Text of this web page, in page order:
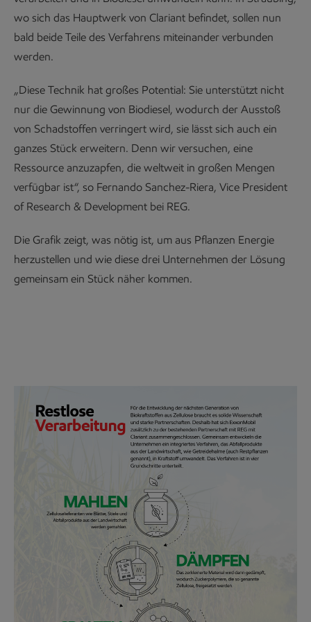
wo sich das Hauptwerk von Clariant befindet, sollen nun
bald beide Teile des Verfahrens miteinander verbunden
werden.
„Diese Technik hat großes Potential: Sie unterstützt nicht
nur die Gewinnung von Biodiesel, wodurch der Ausstoß
von Schadstoffen verringert wird, sie lässt sich auch ein
ganzes Stück erweitern. Denn wir versuchen, eine
Ressource anzuzapfen, die weltweit in großen Mengen
verfügbar ist“, so Fernando Sanchez-Riera, Vice President
of Research & Development bei REG.
Die Grafik zeigt, was nötig ist, um aus Pflanzen Energie
herzustellen und wie diese drei Unternehmen der Lösung
gemeinsam ein Stück näher kommen.